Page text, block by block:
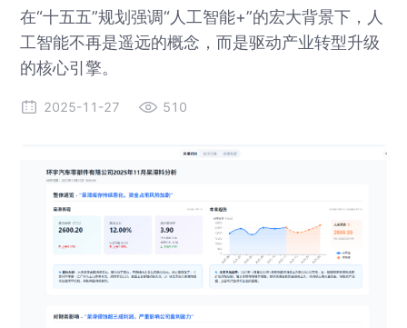
在“十五五”规划强调“人工智能+”的宏大背景下，人
工智能不再是遥远的概念，而是驱动产业转型升级
的核心引擎。
2025-11-27 510